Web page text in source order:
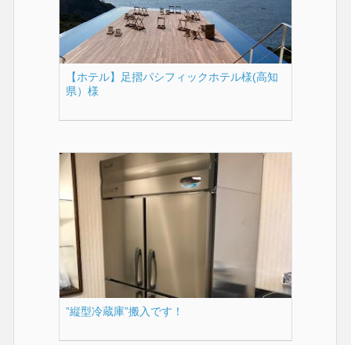
【ホテル】足摺パシフィックホテル様(高知
県）様
”縦型冷蔵庫”搬入です！